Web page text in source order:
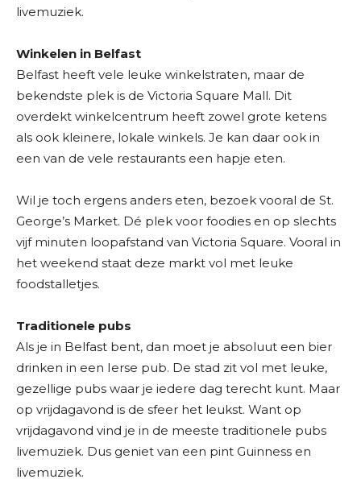
livemuziek.
Winkelen in Belfast
Belfast heeft vele leuke winkelstraten, maar de
bekendste plek is de Victoria Square Mall. Dit
overdekt winkelcentrum heeft zowel grote ketens
als ook kleinere, lokale winkels. Je kan daar ook in
een van de vele restaurants een hapje eten.
Wil je toch ergens anders eten, bezoek vooral de St.
George’s Market. Dé plek voor foodies en op slechts
vijf minuten loopafstand van Victoria Square. Vooral in
het weekend staat deze markt vol met leuke
foodstalletjes.
Traditionele pubs
Als je in Belfast bent, dan moet je absoluut een bier
drinken in een Ierse pub. De stad zit vol met leuke,
gezellige pubs waar je iedere dag terecht kunt. Maar
op vrijdagavond is de sfeer het leukst. Want op
vrijdagavond vind je in de meeste traditionele pubs
livemuziek. Dus geniet van een pint Guinness en
livemuziek.